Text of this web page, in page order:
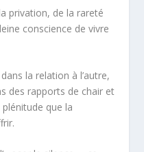
privation, de la rareté
conscience de vivre
la relation à l’autre,
des rapports de chair et
que la